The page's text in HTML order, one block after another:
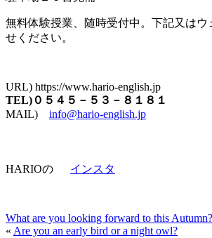
無料体験授業、随時受付中。下記又はウ
せください。
URL) https://www.hario-english.jp
TEL)０５４５－５３－８１８１
MAIL) info@hario-english.jp
HARIOの インスタ
What are you looking forward to this Autumn?
« Are you an early bird or a night owl?